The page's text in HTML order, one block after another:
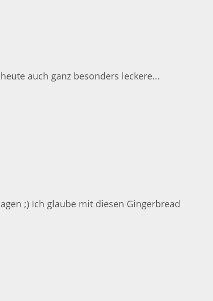
auch ganz besonders leckere...
;) Ich glaube mit diesen Gingerbread